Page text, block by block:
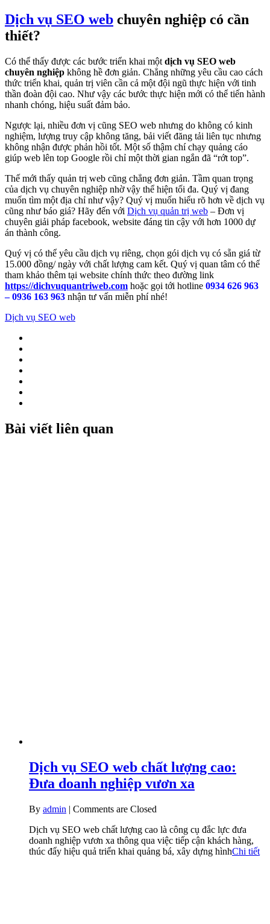
Dịch vụ SEO web chuyên nghiệp có cần
thiết?
Có thể thấy được các bước triển khai một dịch vụ SEO web
chuyên nghiệp không hề đơn giản. Chẳng những yêu cầu cao cách
thức triển khai, quản trị viên cần cả một đội ngũ thực hiện với tinh
thần đoàn đội cao. Như vậy các bước thực hiện mới có thể tiến hành
nhanh chóng, hiệu suất đảm bảo.
Ngược lại, nhiều đơn vị cũng SEO web nhưng do không có kinh
nghiệm, lượng truy cập không tăng, bải viết đăng tải liên tục nhưng
không nhận được phản hồi tốt. Một số thậm chí chạy quảng cáo
giúp web lên top Google rồi chỉ một thời gian ngắn đã “rớt top”.
Thế mới thấy quản trị web cũng chẳng đơn giản. Tầm quan trọng
của dịch vụ chuyên nghiệp nhờ vậy thể hiện tối đa. Quý vị đang
muốn tìm một địa chỉ như vậy? Quý vị muốn hiểu rõ hơn về dịch vụ
cũng như báo giá? Hãy đến với Dịch vụ quản trị web – Đơn vị
chuyên giải pháp facebook, website đáng tin cậy với hơn 1000 dự
án thành công.
Quý vị có thể yêu cầu dịch vụ riêng, chọn gói dịch vụ có sẵn giá từ
15.000 đồng/ ngày với chất lượng cam kết. Quý vị quan tâm có thể
tham khảo thêm tại website chính thức theo đường link
https://dichvuquantriweb.com hoặc gọi tới hotline 0934 626 963
– 0936 163 963 nhận tư vấn miễn phí nhé!
Dịch vụ SEO web
Bài viết liên quan
Dịch vụ SEO web chất lượng cao:
Đưa doanh nghiệp vươn xa
By admin | Comments are Closed
Dịch vụ SEO web chất lượng cao là công cụ đắc lực đưa
doanh nghiệp vươn xa thông qua việc tiếp cận khách hàng,
thúc đẩy hiệu quả triển khai quảng bá, xây dựng hìnhChi tiết